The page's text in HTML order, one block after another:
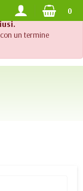
telefonica
un termine
DA 120.- 0